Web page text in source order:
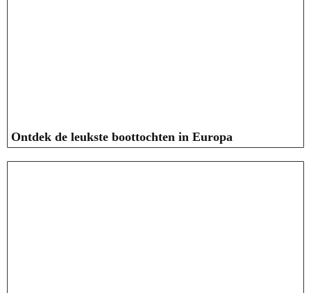
Ontdek de leukste boottochten in Europa